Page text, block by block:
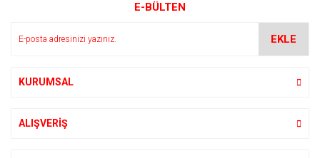
E-BÜLTEN
EKLE
KURUMSAL
ALIŞVERİŞ